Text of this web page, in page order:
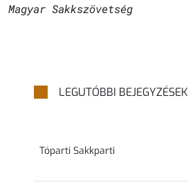
Magyar Sakkszövetség
LEGUTÓBBI BEJEGYZÉSEK
Tóparti Sakkparti